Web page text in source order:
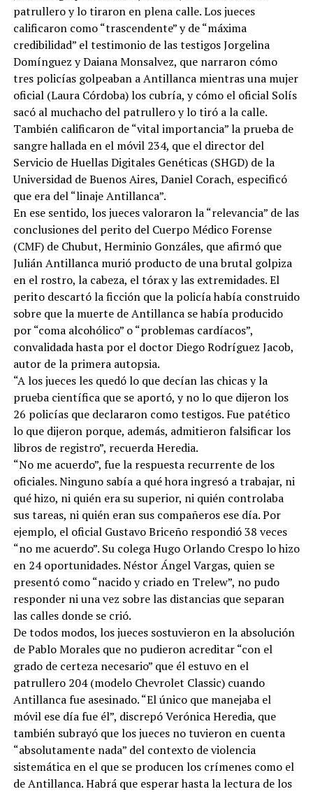
patrullero y lo tiraron en plena calle. Los jueces
calificaron como “trascendente” y de “máxima
credibilidad” el testimonio de las testigos Jorgelina
Domínguez y Daiana Monsalvez, que narraron cómo
tres policías golpeaban a Antillanca mientras una mujer
oficial (Laura Córdoba) los cubría, y cómo el oficial Solís
sacó al muchacho del patrullero y lo tiró a la calle.
También calificaron de “vital importancia” la prueba de
sangre hallada en el móvil 234, que el director del
Servicio de Huellas Digitales Genéticas (SHGD) de la
Universidad de Buenos Aires, Daniel Corach, especificó
que era del “linaje Antillanca”.
En ese sentido, los jueces valoraron la “relevancia” de las
conclusiones del perito del Cuerpo Médico Forense
(CMF) de Chubut, Herminio Gonzáles, que afirmó que
Julián Antillanca murió producto de una brutal golpiza
en el rostro, la cabeza, el tórax y las extremidades. El
perito descartó la ficción que la policía había construido
sobre que la muerte de Antillanca se había producido
por “coma alcohólico” o “problemas cardíacos”,
convalidada hasta por el doctor Diego Rodríguez Jacob,
autor de la primera autopsia.
“A los jueces les quedó lo que decían las chicas y la
prueba científica que se aportó, y no lo que dijeron los
26 policías que declararon como testigos. Fue patético
lo que dijeron porque, además, admitieron falsificar los
libros de registro”, recuerda Heredia.
“No me acuerdo”, fue la respuesta recurrente de los
oficiales. Ninguno sabía a qué hora ingresó a trabajar, ni
qué hizo, ni quién era su superior, ni quién controlaba
sus tareas, ni quién eran sus compañeros ese día. Por
ejemplo, el oficial Gustavo Briceño respondió 38 veces
“no me acuerdo”. Su colega Hugo Orlando Crespo lo hizo
en 24 oportunidades. Néstor Ángel Vargas, quien se
presentó como “nacido y criado en Trelew”, no pudo
responder ni una vez sobre las distancias que separan
las calles donde se crió.
De todos modos, los jueces sostuvieron en la absolución
de Pablo Morales que no pudieron acreditar “con el
grado de certeza necesario” que él estuvo en el
patrullero 204 (modelo Chevrolet Classic) cuando
Antillanca fue asesinado. “El único que manejaba el
móvil ese día fue él”, discrepó Verónica Heredia, que
también subrayó que los jueces no tuvieron en cuenta
“absolutamente nada” del contexto de violencia
sistemática en el que se producen los crímenes como el
de Antillanca. Habrá que esperar hasta la lectura de los